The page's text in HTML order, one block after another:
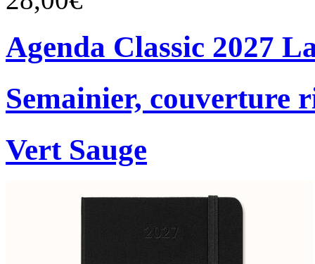
Agenda Classic 2027
Semainier, couverture
Vert Sauge